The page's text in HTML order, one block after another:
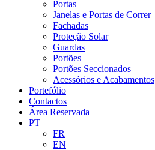
Portas
Janelas e Portas de Correr
Fachadas
Proteção Solar
Guardas
Portões
Portões Seccionados
Acessórios e Acabamentos
Portefólio
Contactos
Área Reservada
PT
FR
EN